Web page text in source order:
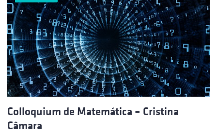
Colloquium de Matemática – Cristina
Câmara